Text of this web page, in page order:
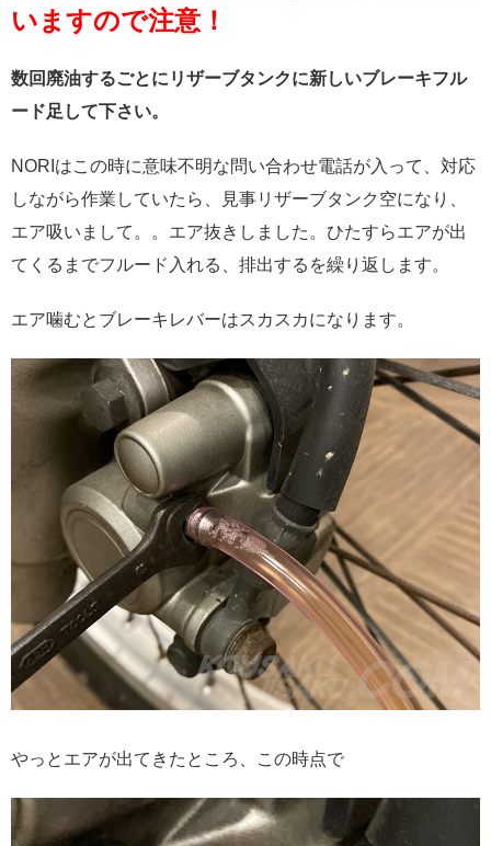
いますので注意！
数回廃油するごとにリザーブタンクに新しいブレーキフル
ード足して下さい。
NORIはこの時に意味不明な問い合わせ電話が入って、対応
しながら作業していたら、見事リザーブタンク空になり、
エア吸いまして。。エア抜きしました。ひたすらエアが出
てくるまでフルード入れる、排出するを繰り返します。
エア噛むとブレーキレバーはスカスカになります。
やっとエアが出てきたところ、この時点で